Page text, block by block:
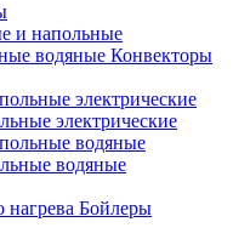
и напольные
Конвекторы
электрические
водяные
Бойлеры